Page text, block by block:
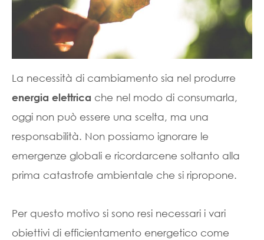
La necessità di cambiamento sia nel produrre
energia elettrica che nel modo di consumarla,
oggi non può essere una scelta, ma una
responsabilità. Non possiamo ignorare le
emergenze globali e ricordarcene soltanto alla
prima catastrofe ambientale che si ripropone.
Per questo motivo si sono resi necessari i vari
obiettivi di efficientamento energetico come